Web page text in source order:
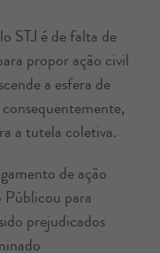
STJ é de falta de
propor ação civil
a esfera de
a tutela coletiva.
de ação
para
prejudicados